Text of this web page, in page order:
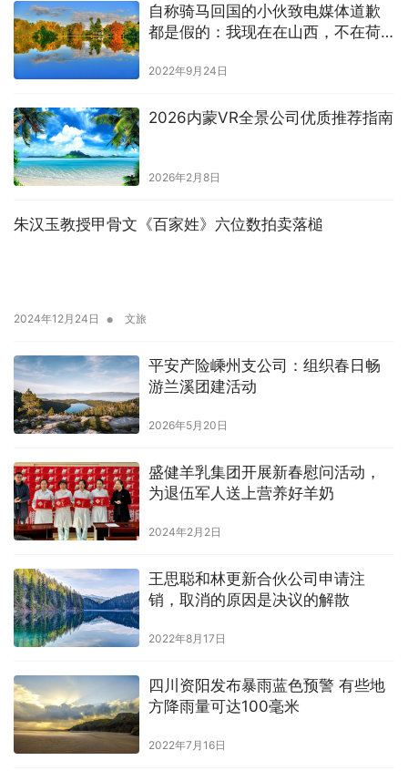
自称骑马回国的小伙致电媒体道歉
都是假的：我现在在山西，不在荷
2022年9月24日
2026内蒙VR全景公司优质推荐指南
2026年2月8日
朱汉玉教授甲骨文《百家姓》六位数拍卖落槌
2024年12月24日 • 文旅
平安产险嵊州支公司：组织春日畅
游兰溪团建活动
2026年5月20日
盛健羊乳集团开展新春慰问活动，
为退伍军人送上营养好羊奶
2024年2月2日
王思聪和林更新合伙公司申请注
销，取消的原因是决议的解散
2022年8月17日
四川资阳发布暴雨蓝色预警 有些地
方降雨量可达100毫米
2022年7月16日